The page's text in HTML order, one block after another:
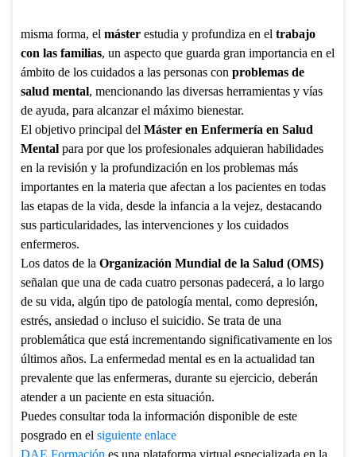
misma forma, el másterestudia y profundiza en el trabajo
con las familias, un aspecto que guarda gran importancia en el
ámbito de los cuidados a las personas con problemas de
salud mental, mencionando las diversas herramientas y vías
de ayuda, para alcanzar el máximo bienestar.
El objetivo principal del Máster en Enfermería en Salud
Mentalpara por que los profesionales adquieran habilidades
en la revisión y la profundización en los problemas más
importantes en la materia que afectan a los pacientes en todas
las etapas de la vida, desde la infancia a la vejez, destacando
sus particularidades, las intervenciones y los cuidados
enfermeros.
Los datos de la Organización Mundial de la Salud (OMS)
señalan que una de cada cuatro personas padecerá, a lo largo
de su vida, algún tipo de patología mental, como depresión,
estrés, ansiedad o incluso el suicidio. Se trata de una
problemática que está incrementando significativamente en los
últimos años. La enfermedad mental es en la actualidad tan
prevalente que las enfermeras, durante su ejercicio, deberán
atender a un paciente en esta situación.
Puedes consultar toda la información disponible de este
posgrado en el siguiente enlace
DAE Formación es una plataforma virtual especializada en la